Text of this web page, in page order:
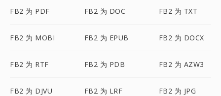
FB2 为 PDF FB2 为 DOC FB2 为 TXT
FB2 为 MOBI FB2 为 EPUB FB2 为 DOCX
FB2 为 RTF FB2 为 PDB FB2 为 AZW3
FB2 为 DJVU FB2 为 LRF FB2 为 JPG